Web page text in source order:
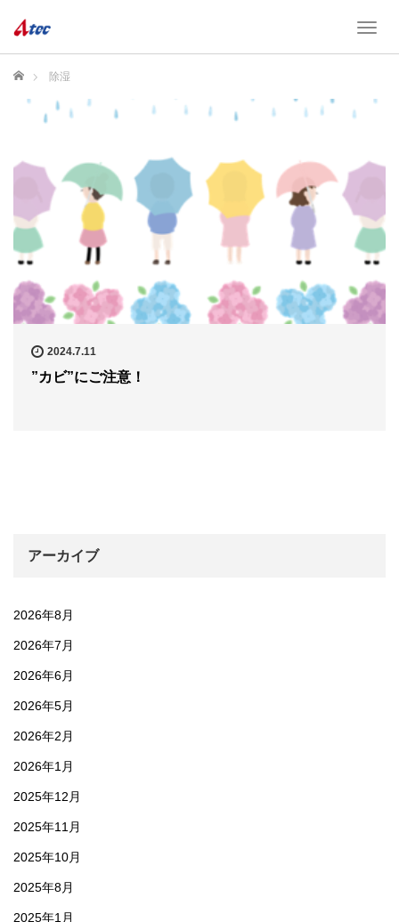
T
a
i
o
n
ホーム 除湿
2024.7.11
”カビ”にご注意！
アーカイブ
2026年8月
2026年7月
2026年6月
2026年5月
2026年2月
2026年1月
2025年12月
2025年11月
2025年10月
2025年8月
2025年1月